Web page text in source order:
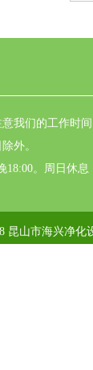
我们的工作时
外。
18:00。周日休息
昆山市海兴净化